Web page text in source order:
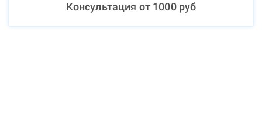
Консультация от 1000руб